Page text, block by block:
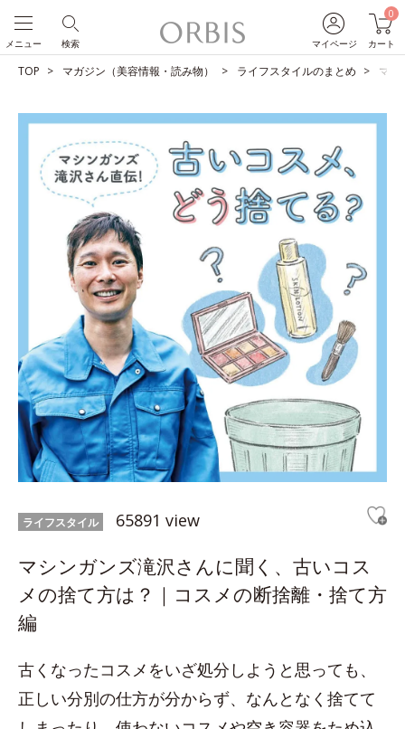
マイページ
0
カート
検索
メニュー
TOP マガジン（美容情報・読み物） ライフスタイルのまとめ マシ
ライフスタイル 65891 view
マシンガンズ滝沢さんに聞く、古いコス
メの捨て方は？｜コスメの断捨離・捨て方
編
古くなったコスメをいざ処分しようと思っても、
正しい分別の仕方が分からず、なんとなく捨てて